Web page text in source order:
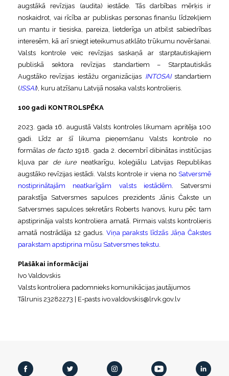
augstākā revīzijas (audita) iestāde. Tās darbības mērķis ir
noskaidrot, vai rīcība ar publiskas personas finanšu līdzekļiem
un mantu ir tiesiska, pareiza, lietderīga un atbilst sabiedrības
interesēm, kā arī sniegt ieteikumus atklāto trūkumu novēršanai.
Valsts kontrole veic revīzijas saskaņā ar starptautiskajiem
publiskā sektora revīzijas standartiem – Starptautiskās
Augstāko revīzijas iestāžu organizācijas INTOSAIstandartiem
(ISSAI), kuru atzīšanu Latvijā nosaka valsts kontrolieris.
100 gadi KONTROLSPĒKA
2023. gada 16. augustā Valsts kontroles likumam apritēja 100
gadi. Līdz ar šī likuma pieņemšanu Valsts kontrole no
formālas de facto1918. gada 2. decembrī dibinātas institūcijas
kļuva par de iureneatkarīgu, koleģiālu Latvijas Republikas
augstāko revīzijas iestādi. Valsts kontrole ir viena no Satversmē
nostiprinātajām neatkarīgām valsts iestādēm. Satversmi
parakstīja Satversmes sapulces prezidents Jānis Čakste un
Satversmes sapulces sekretārs Roberts Ivanovs, kuru pēc tam
apstiprināja valsts kontroliera amatā. Pirmais valsts kontrolieris
amatā nostrādāja 12 gadus. Viņa paraksts līdzās Jāņa Čakstes
parakstam apstiprina mūsu Satversmes tekstu.
Plašākai informācijai
Ivo Valdovskis
Valsts kontroliera padomnieks komunikācijas jautājumos
Tālrunis 23282273 | E-pasts ivo.valdovskis@lrvk.gov.lv